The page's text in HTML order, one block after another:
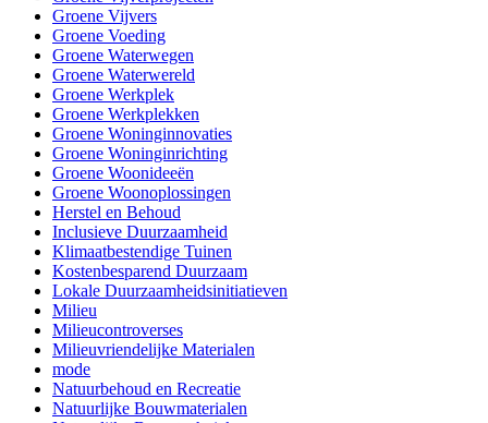
Groene Vijvers
Groene Voeding
Groene Waterwegen
Groene Waterwereld
Groene Werkplek
Groene Werkplekken
Groene Woninginnovaties
Groene Woninginrichting
Groene Woonideeën
Groene Woonoplossingen
Herstel en Behoud
Inclusieve Duurzaamheid
Klimaatbestendige Tuinen
Kostenbesparend Duurzaam
Lokale Duurzaamheidsinitiatieven
Milieu
Milieucontroverses
Milieuvriendelijke Materialen
mode
Natuurbehoud en Recreatie
Natuurlijke Bouwmaterialen